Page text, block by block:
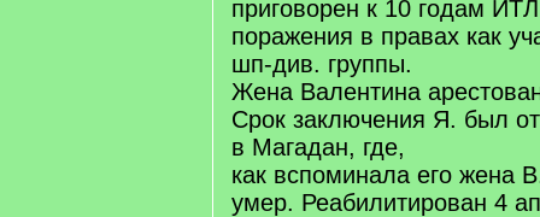
приговорен к 10 годам
поражения в правах как
шп-див. группы.
Жена Валентина
Срок заключения Я. был
в Магадан, где,
как вспоминала его жена
умер. Реабилитирован 4